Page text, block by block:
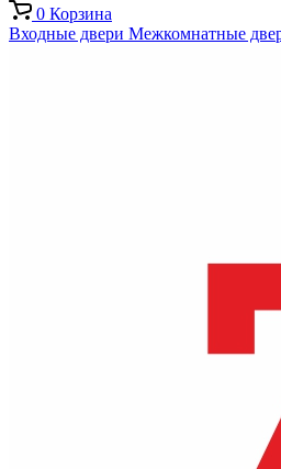
0 Корзина
Входные двери Межкомнатные